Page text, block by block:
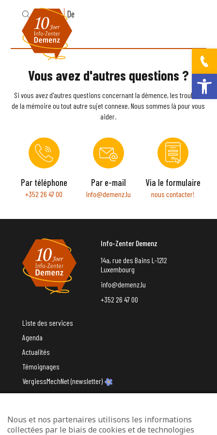
Ouvrir la
Fr De
Vous avez d'autres questions ?
Si vous avez d'autres questions concernant la démence, les troubles
de la mémoire ou tout autre sujet connexe. Nous sommes là pour vous
aider.
Par téléphone
+352 26 47 00
Par e-mail
info@demenz.lu
Via le formulaire
nous contacter!
Info-Zenter Demenz
14a, rue des Bains L-1212
Luxembourg
info@demenz.lu
+352 26 47 00
Liste des services
Agenda
Actualités
Témoignages
VergiessMechNet (newsletter)
Avec le soutien du
Nous et nos partenaires utilisons les informations
collectées par le biais de cookies et de technologies